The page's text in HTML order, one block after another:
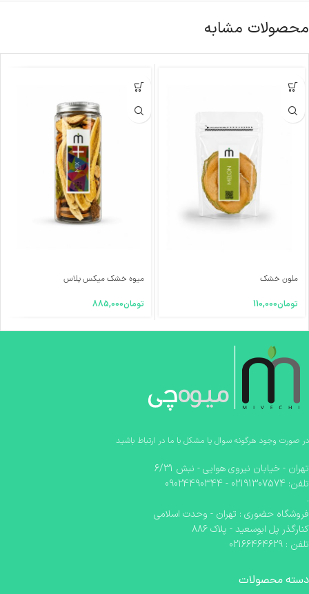
محصولات مشابه
ملون خشک
تومان110,000
میوه خشک میکس پلاس
تومان885,000
در صورت وجود هرگونه سوال یا مشکل با ما در ارتباط باشید
تهران - خیابان نیروی هوایی - نبش 6/31
تلفن: 02191307574 - 09024490344
.
فروشگاه حضوری : تهران - وحدت اسلامی
کنارگذر پل ابوسعید - پلاک 886
تلفن : 02166464629
دسته محصولات